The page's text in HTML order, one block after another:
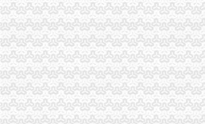
中国第三代总部基地诞生重庆茶园新区_茶
【58同城】城北新区代理记账_城北新区代
重庆专项审批：重庆快速办理设立工商注
重庆市家来置业代理有限公司茶园新区银翔
南岸区茶园新区发展前景真好啊,_重庆_论
【重庆茶园新区建筑招聘网_建筑招聘信息
重庆南岸茶园新区其它招商加盟|重庆南岸